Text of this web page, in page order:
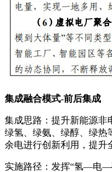
集成融合模式-前后集成
集成思路：提升新能源非
绿氢、绿氨、绿醇、绿热
余电进行创新利用，提升
实施路径：发挥“氢—电—